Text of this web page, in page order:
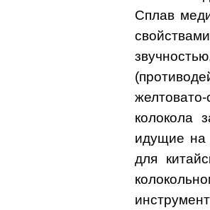
Сплав
колокола
идущие на
для